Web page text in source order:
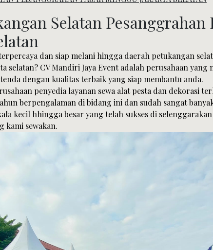
Selatan Pesanggrahan
dan siap melani hingga daerah petukangan
selatan? CV Mandiri Jaya Event adalah perusahaan yang
dengan kualitas terbaik yang siap membantu anda.
penyedia layanan sewa alat pesta dan dekorasi
berpengalaman di bidang ini dan sudah sangat
kecil hhingga besar yang telah sukses di
kami sewakan.